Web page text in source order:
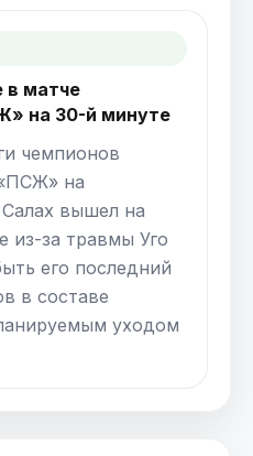
в матче
на 30-й минуте
чемпионов
на
вышел на
из-за травмы Уго
его последний
в составе
уходом